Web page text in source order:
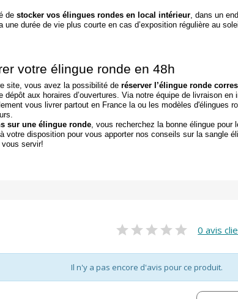
de stocker vos élingues rondes en local intérieur , dans un
une durée de vie plus courte en cas d’exposition régulière au
votre élingue ronde en 48h
site, vous avez la possibilité de réserver l’élingue ronde
dépôt aux horaires d’ouvertures. Via notre équipe de livraison en
vous livrer partout en France la ou les modèles d'élingues
sur une élingue ronde , vous recherchez la bonne élingue
votre disposition pour vous apporter nos conseils sur la sangle
servir!
0 avis
Il n'y a pas encore d'avis pour ce produit.